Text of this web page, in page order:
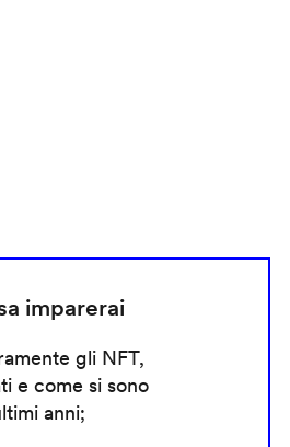
imparerai
gli NFT,
e come si sono
anni;